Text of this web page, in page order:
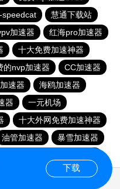
speedcat
慧通下载站
加速器
红海pro加速器
十大免费加速神器
的nvp加速器
CC加速器
速器
海鸥加速器
器
一元机场
十大外网免费加速神器
油管加速器
暴雪加速器
下载